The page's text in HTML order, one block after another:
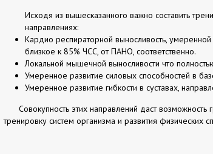
Исходя из вышесказанного важно составить
направлениях:
Кардио респираторной выносливость,
близкое к 85% ЧСС, от ПАНО, соответственно.
Локальной мышечной выносливости что
Умеренное развитие силовых способностей в
Умеренное развитие гибкости в суставах,
Совокупность этих направлений даст
тренировку систем организма и развития физических